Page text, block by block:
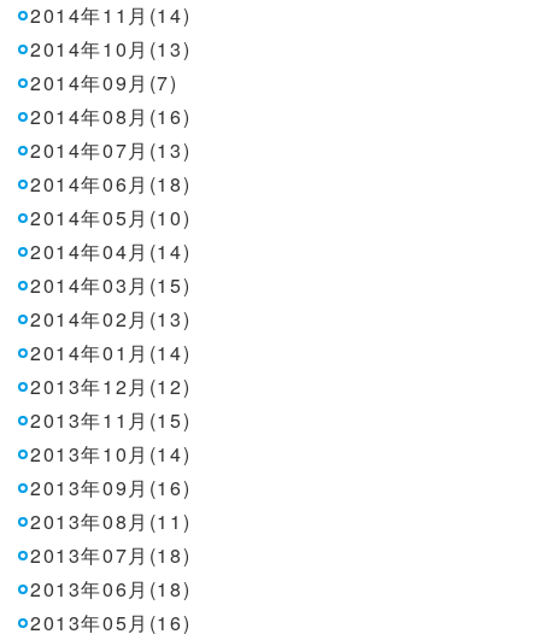
2014年11月(14)
2014年10月(13)
2014年09月(7)
2014年08月(16)
2014年07月(13)
2014年06月(18)
2014年05月(10)
2014年04月(14)
2014年03月(15)
2014年02月(13)
2014年01月(14)
2013年12月(12)
2013年11月(15)
2013年10月(14)
2013年09月(16)
2013年08月(11)
2013年07月(18)
2013年06月(18)
2013年05月(16)